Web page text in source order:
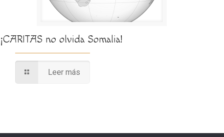
¡CARITAS no olvida Somalia!
Leer más